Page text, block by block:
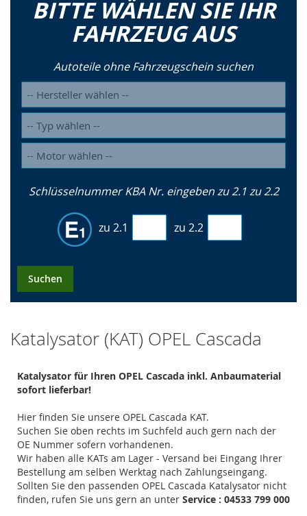
BITTE WÄHLEN SIE IHR
FAHRZEUG AUS
Autoteile ohne Fahrzeugschein suchen
Schlüsselnummer KBA Nr. eingeben zu 2.1 zu 2.2
zu 2.1 zu 2.2
Suchen
Katalysator (KAT) OPEL Cascada
Katalysator für Ihren OPEL Cascada inkl. Anbaumaterial
sofort lieferbar!
Hier finden Sie unsere OPEL Cascada KAT.
Suchen Sie oben rechts im Suchfeld auch gern nach der
OE Nummer sofern vorhandenen.
Wir haben alle KATs am Lager - Versand bei Eingang Ihrer
Bestellung am selben Werktag nach Zahlungseingang.
Sollten Sie den passenden OPEL Cascada Katalysator nicht
finden, rufen Sie uns gern an unter Service : 04533 799 000